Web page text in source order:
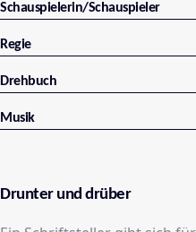
Schauspielerin/Schauspieler
Regie
Drehbuch
Musik
Drunter und drüber